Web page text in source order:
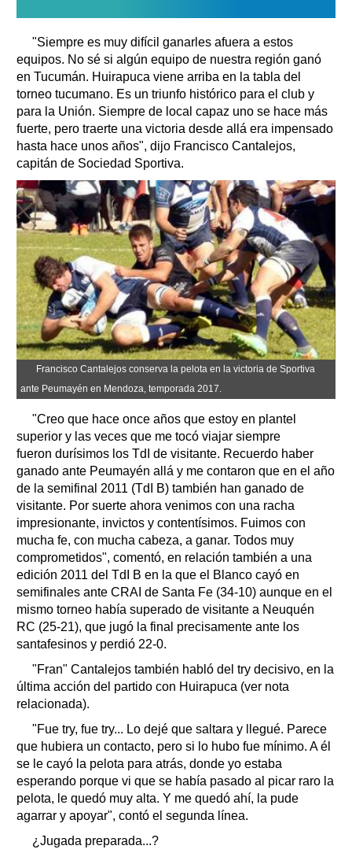
"Siempre es muy difícil ganarles afuera a estos
equipos. No sé si algún equipo de nuestra región ganó
en Tucumán. Huirapuca viene arriba en la tabla del
torneo tucumano. Es un triunfo histórico para el club y
para la Unión. Siempre de local capaz uno se hace más
fuerte, pero traerte una victoria desde allá era impensado
hasta hace unos años", dijo Francisco Cantalejos,
capitán de Sociedad Sportiva.
Francisco Cantalejos conserva la pelota en la victoria de Sportiva
ante Peumayén en Mendoza, temporada 2017.
"Creo que hace once años que estoy en plantel
superior y las veces que me tocó viajar siempre
fueron durísimos los TdI de visitante. Recuerdo haber
ganado ante Peumayén allá y me contaron que en el año
de la semifinal 2011 (TdI B) también han ganado de
visitante. Por suerte ahora venimos con una racha
impresionante, invictos y contentísimos. Fuimos con
mucha fe, con mucha cabeza, a ganar. Todos muy
comprometidos", comentó, en relación también a una
edición 2011 del TdI B en la que el Blanco cayó en
semifinales ante CRAI de Santa Fe (34-10) aunque en el
mismo torneo había superado de visitante a Neuquén
RC (25-21), que jugó la final precisamente ante los
santafesinos y perdió 22-0.
"Fran" Cantalejos también habló del try decisivo, en la
última acción del partido con Huirapuca (ver nota
relacionada).
"Fue try, fue try... Lo dejé que saltara y llegué. Parece
que hubiera un contacto, pero si lo hubo fue mínimo. A él
se le cayó la pelota para atrás, donde yo estaba
esperando porque vi que se había pasado al picar raro la
pelota, le quedó muy alta. Y me quedó ahí, la pude
agarrar y apoyar", contó el segunda línea.
¿Jugada preparada...?